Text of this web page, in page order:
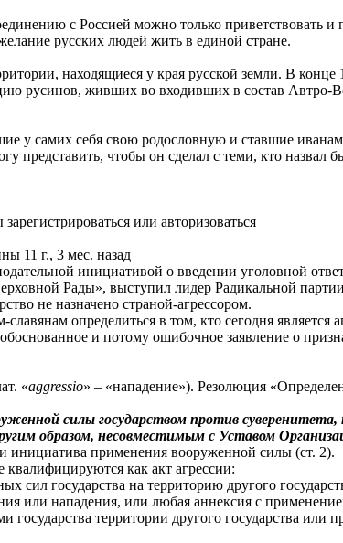
с Россией можно только приветствовать
русских людей жить в единой стране.
находящиеся у края русской земли. В конце
русинов, живших во входивших в состав Автро-
у самих себя свою родословную и ставшие
представить, чтобы он сделал с теми, кто назвал
или авторизоваться
11 г., 3 мес. назад
инициативой о введении уголовной
Рады», выступил лидер Радикальной
не назначено страной-агрессором.
определиться в том, кто сегодня
и потому ошибочное заявление о
«aggressio» – «нападение»). Резолюция
силы государством против
образом, несовместимым с Уставом
инициатива применения вооруженной силы (ст. 2).
квалифицируются как акт агрессии:
сил государства на территорию другого
или нападения, или любая аннексия с
территории другого государства или